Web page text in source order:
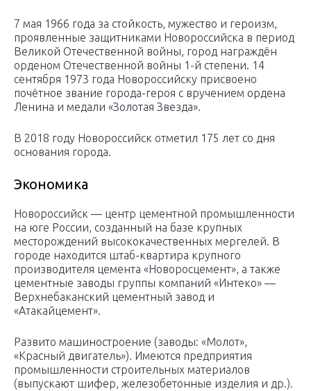
7 мая 1966 года за стойкость, мужество и героизм,
проявленные защитниками Новороссийска в период
Великой Отечественной войны, город награждён
орденом Отечественной войны 1-й степени. 14
сентября 1973 года Новороссийску присвоено
почётное звание города-героя с вручением ордена
Ленина и медали «Золотая Звезда».
В 2018 году Новороссийск отметил 175 лет со дня
основания города.
Экономика
Новороссийск — центр цементной промышленности
на юге России, созданный на базе крупных
месторождений высококачественных мергелей. В
городе находится штаб-квартира крупного
производителя цемента «Новоросцемент», а также
цементные заводы группы компаний «Интеко» —
Верхнебаканский цементный завод и
«Атакайцемент».
Развито машиностроение (заводы: «Молот»,
«Красный двигатель»). Имеются предприятия
промышленности строительных материалов
(выпускают шифер, железобетонные изделия и др.).